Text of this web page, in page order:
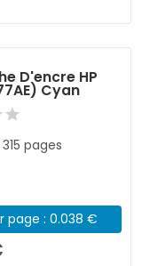
D'encre HP
Cyan
pages
page : 0.038 €